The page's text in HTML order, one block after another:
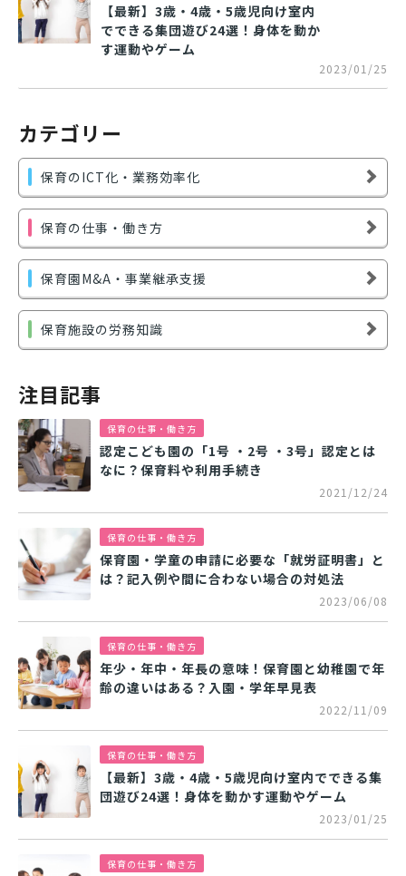
【最新】3歳・4歳・5歳児向け室内
でできる集団遊び24選！身体を動か
す運動やゲーム
2023/01/25
カテゴリー
保育のICT化・業務効率化
保育の仕事・働き方
保育園M&A・事業継承支援
保育施設の労務知識
注目記事
保育の仕事・働き方
認定こども園の「1号 ・2号 ・3号」認定とは
なに？保育料や利用手続き
2021/12/24
保育の仕事・働き方
保育園・学童の申請に必要な「就労証明書」と
は？記入例や間に合わない場合の対処法
2023/06/08
保育の仕事・働き方
年少・年中・年長の意味！保育園と幼稚園で年
齢の違いはある？入園・学年早見表
2022/11/09
保育の仕事・働き方
【最新】3歳・4歳・5歳児向け室内でできる集
団遊び24選！身体を動かす運動やゲーム
2023/01/25
保育の仕事・働き方